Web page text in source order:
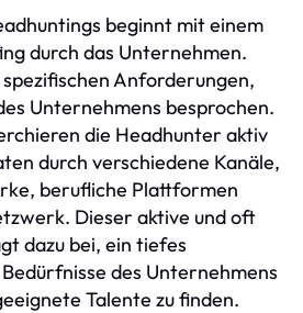
beginnt mit einem
durch das Unternehmen.
Anforderungen,
Unternehmens besprochen.
die Headhunter aktiv
durch verschiedene Kanäle,
berufliche Plattformen
Dieser aktive und oft
dazu bei, ein tiefes
des Unternehmens
Talente zu finden.